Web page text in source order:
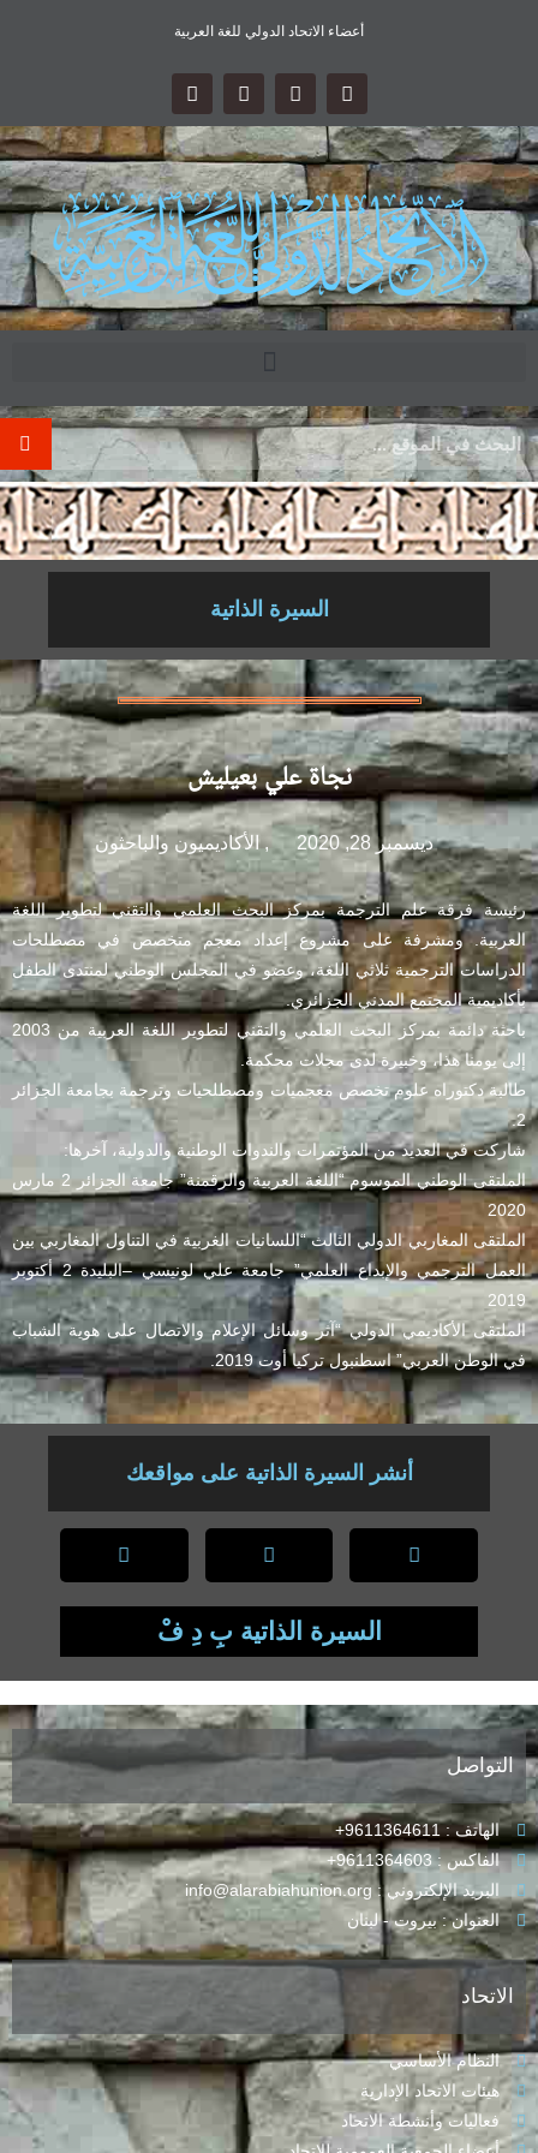
أعضاء الاتحاد الدولي للغة العربية
.
السيرة الذاتية
نجاة علي بعيليش
ديسمبر 28, 2020 , الأكاديميون والباحثون
رئيسة فرقة علم الترجمة بمركز البحث العلمي والتقني لتطوير اللغة
العربية. ومشرفة على مشروع إعداد معجم متخصص في مصطلحات
الدراسات الترجمية ثلاثي اللغة، وعضو في المجلس الوطني لمنتدى الطفل
بأكاديمية المجتمع المدني الجزائري.
باحثة دائمة بمركز البحث العلمي والتقني لتطوير اللغة العربية من 2003
إلى يومنا هذا، وخبيرة لدى مجلات محكمة.
طالبة دكتوراه علوم تخصص معجميات ومصطلحيات وترجمة بجامعة الجزائر
2.
شاركت في العديد من المؤتمرات والندوات الوطنية والدولية، آخرها:
الملتقى الوطني الموسوم “اللغة العربية والرقمنة” جامعة الجزائر 2 مارس
2020
الملتقى المغاربي الدولي الثالث “اللسانيات الغربية في التناول المغاربي بين
العمل الترجمي والإبداع العلمي” جامعة علي لونيسي –البليدة 2 أكتوبر
2019
الملتقى الأكاديمي الدولي “آثر وسائل الإعلام والاتصال على هوية الشباب
في الوطن العربي” اسطنبول تركيا أوت 2019.
أنشر السيرة الذاتية على مواقعك
السيرة الذاتية بِ دِ فْ
التواصل
الهاتف : 9611364611+
الفاكس : 9611364603+
البريد الإلكتروني : info@alarabiahunion.org
العنوان : بيروت - لبنان
الاتحاد
النظام الأساسي
هيئات الاتحاد الإدارية
فعاليات وأنشطة الاتحاد